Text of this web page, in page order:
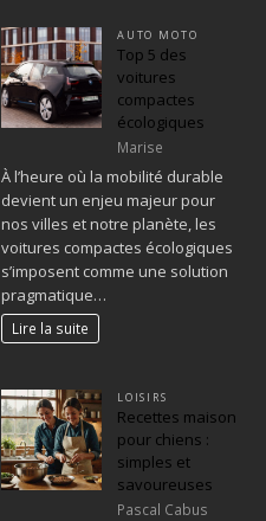
AUTO MOTO
Top 5 des
voitures
compactes
écologiques
Marise
À l’heure où la mobilité durable
devient un enjeu majeur pour
nos villes et notre planète, les
voitures compactes écologiques
s’imposent comme une solution
pragmatique…
Lire la suite
LOISIRS
Recettes maison
pour chiens :
simples et
savoureuses
Pascal Cabus